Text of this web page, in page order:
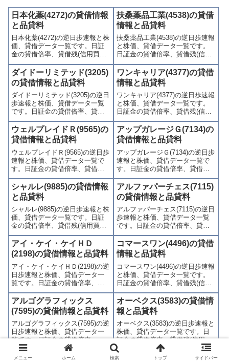
日本化薬(4272)の貸借情報
と品貸料
日本化薬(4272)の逆日歩速報と株
価、貸借データ一覧です。日証
金の貸借倍率、貸借残(信用買
残、信用売残)、品貸料(逆日
歩)、東証の週末残高、規制(注意
喚起・申込停止)など、空売り関
連情報を集計し、図解でわかり
やすくまとめて掲載していま
す。
扶桑薬品工業(4538)の貸借
情報と品貸料
扶桑薬品工業(4538)の逆日歩速報
と株価、貸借データ一覧です。
日証金の貸借倍率、貸借残(信用
買残、信用売残)、品貸料(逆日
歩)、東証の週末残高、規制(注意
喚起・申込停止)など、空売り関
連情報を集計し、図解でわかり
やすくまとめて掲載していま
す。
ダイドーリミテッド(3205)
の貸借情報と品貸料
ダイドーリミテッド(3205)の逆日
歩速報と株価、貸借データ一覧
です。日証金の貸借倍率、貸借
残(信用買残、信用売残)、品貸料
(逆日歩)、東証の週末残高、規制
(注意喚起・申込停止)など、空売
り関連情報を集計し、図解でわ
かりやすくまとめて掲載してい
ます。
ワンキャリア(4377)の貸借
情報と品貸料
ワンキャリア(4377)の逆日歩速報
と株価、貸借データ一覧です。
日証金の貸借倍率、貸借残(信用
買残、信用売残)、品貸料(逆日
歩)、東証の週末残高、規制(注意
喚起・申込停止)など、空売り関
連情報を集計し、図解でわかり
やすくまとめて掲載していま
す。
ウェルプレイドＲ(9565)の
貸借情報と品貸料
ウェルプレイドＲ(9565)の逆日歩
速報と株価、貸借データ一覧で
す。日証金の貸借倍率、貸借残
(信用買残、信用売残)、品貸料
(逆日歩)、東証の週末残高、規制
(注意喚起・申込停止)など、空売
り関連情報を集計し、図解でわ
かりやすくまとめて掲載してい
ます。
アップガレージＧ(7134)の
貸借情報と品貸料
アップガレージＧ(7134)の逆日歩
速報と株価、貸借データ一覧で
す。日証金の貸借倍率、貸借残
(信用買残、信用売残)、品貸料
(逆日歩)、東証の週末残高、規制
(注意喚起・申込停止)など、空売
り関連情報を集計し、図解でわ
かりやすくまとめて掲載してい
ます。
シャルレ(9885)の貸借情報
と品貸料
シャルレ(9885)の逆日歩速報と株
価、貸借データ一覧です。日証
金の貸借倍率、貸借残(信用買
残、信用売残)、品貸料(逆日
歩)、東証の週末残高、規制(注意
喚起・申込停止)など、空売り関
連情報を集計し、図解でわかり
やすくまとめて掲載していま
す。
アルファパーチェス(7115)
の貸借情報と品貸料
アルファパーチェス(7115)の逆日
歩速報と株価、貸借データ一覧
です。日証金の貸借倍率、貸借
残(信用買残、信用売残)、品貸料
(逆日歩)、東証の週末残高、規制
(注意喚起・申込停止)など、空売
り関連情報を集計し、図解でわ
かりやすくまとめて掲載してい
ます。
アイ・ケイ・ケイＨＤ
(2198)の貸借情報と品貸料
アイ・ケイ・ケイＨＤ(2198)の逆
日歩速報と株価、貸借データ一
覧です。日証金の貸借倍率、貸
借残(信用買残、信用売残)、品貸
料(逆日歩)、東証の週末残高、規
制(注意喚起・申込停止)など、空
売り関連情報を集計し、図解で
わかりやすくまとめて掲載して
います。
コマースワン(4496)の貸借
情報と品貸料
コマースワン(4496)の逆日歩速報
と株価、貸借データ一覧です。
日証金の貸借倍率、貸借残(信用
買残、信用売残)、品貸料(逆日
歩)、東証の週末残高、規制(注意
喚起・申込停止)など、空売り関
連情報を集計し、図解でわかり
やすくまとめて掲載していま
す。
アルゴグラフィックス
(7595)の貸借情報と品貸料
アルゴグラフィックス(7595)の逆
日歩速報と株価、貸借データ一
覧です。日証金の貸借倍率、貸
借残(信用買残、信用売残)、品貸
料(逆日歩)、東証の週末残高、規
オーベクス(3583)の貸借情
報と品貸料
オーベクス(3583)の逆日歩速報と
株価、貸借データ一覧です。日
証金の貸借倍率、貸借残(信用買
残、信用売残)、品貸料(逆日
歩)、東証の週末残高、規制(注意
メニュー ホーム 検索 トップ サイドバー